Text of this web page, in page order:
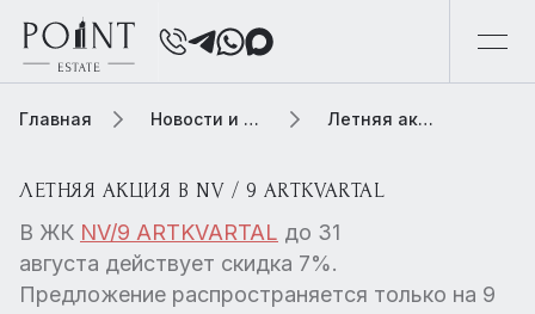
Главная Новости и обзоры Летняя акция в NV / 9 ARTKVARTAL
ЛЕТНЯЯ АКЦИЯ В NV / 9 ARTKVARTAL
В ЖК NV/9 ARTKVARTAL до 31
августа действует скидка 7%.
Предложение распространяется только на 9